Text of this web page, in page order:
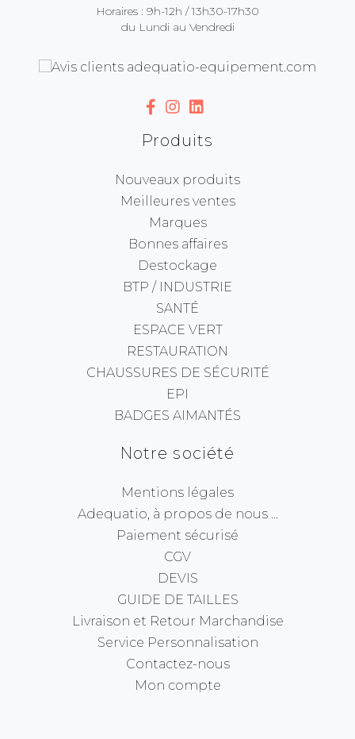
Horaires : 9h-12h / 13h30-17h30
du Lundi au Vendredi
Produits
Nouveaux produits
Meilleures ventes
Marques
Bonnes affaires
Destockage
BTP / INDUSTRIE
SANTÉ
ESPACE VERT
RESTAURATION
CHAUSSURES DE SÉCURITÉ
EPI
BADGES AIMANTÉS
Notre société
Mentions légales
Adequatio, à propos de nous ...
Paiement sécurisé
CGV
DEVIS
GUIDE DE TAILLES
Livraison et Retour Marchandise
Service Personnalisation
Contactez-nous
Mon compte